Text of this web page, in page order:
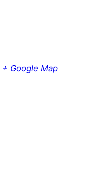
+ Google Map